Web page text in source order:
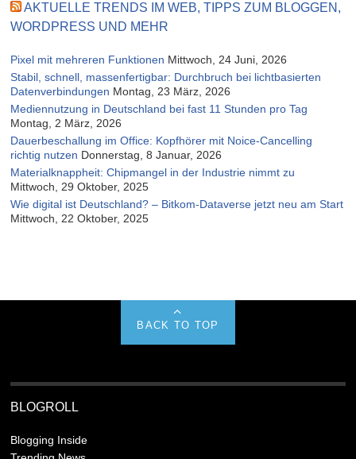
AKTUELLE TRENDS IM WEB, TIPPS ZUM BLOGGEN,
WORDPRESS UND MEHR
Pixel mit mehreren Funktionen Mittwoch, 24 Juni, 2026
Stabil, schnell, massenfertigbar: Durchbruch bei lichtbasierten
Datenverbindungen Montag, 23 März, 2026
Mediennutzung in Deutschland bei fast 11 Stunden pro Tag
Montag, 2 März, 2026
Dauerbeschallung im Office: Kopfhörer mit Noice-Cancelling
richtig nutzen Donnerstag, 8 Januar, 2026
Materialknappheit: Chipmangel in der Industrie nimmt zu
Mittwoch, 29 Oktober, 2025
Wie digital ist Deutschland? – Bitkom-Dataverse jetzt neu am Start
Mittwoch, 22 Oktober, 2025
BACK TO TOP
BLOGROLL
Blogging Inside